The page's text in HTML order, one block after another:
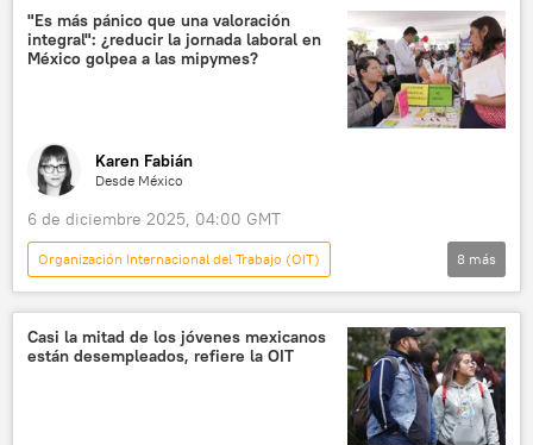
México
"Es más pánico que una valoración
integral": ¿reducir la jornada laboral en
México golpea a las mipymes?
Karen Fabián
Desde México
6 de diciembre 2025, 04:00 GMT
Organización Internacional del Trabajo (OIT)
América Latina
💬 Opinión y Análisis
Inegi
México
📈 Mercados y finanzas
mercado de trabajo
8 más
Casi la mitad de los jóvenes mexicanos
están desempleados, refiere la OIT